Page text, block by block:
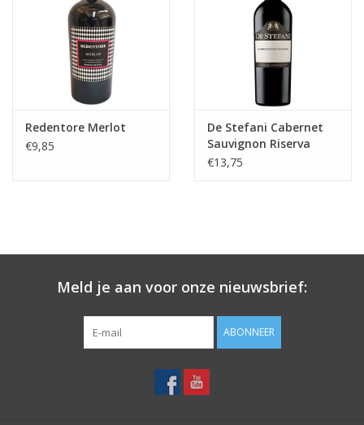
Redentore Merlot
€9,85
De Stefani Cabernet
Sauvignon Riserva
€13,75
Meld je aan voor onze nieuwsbrief:
ABONNEER